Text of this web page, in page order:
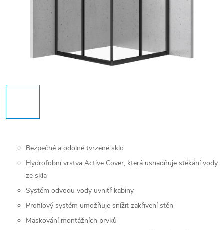
Bezpečné a odolné tvrzené sklo
Hydrofobní vrstva Active Cover, která usnadňuje stékání vody
ze skla
Systém odvodu vody uvnitř kabiny
Profilový systém umožňuje snížit zakřivení stěn
Maskování montážních prvků